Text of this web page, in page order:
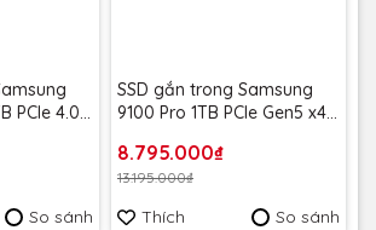
PCIe 4.0
hành 5
So sánh
SSD gắn trong Samsung
9100 Pro 1TB PCIe Gen5 x4
Bảo hành 5 năm
8.795.000₫
13.195.000₫
Thích So sánh